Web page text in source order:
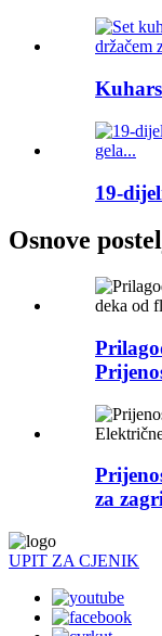
19-
Osnove
za
UPIT ZA CJENIK